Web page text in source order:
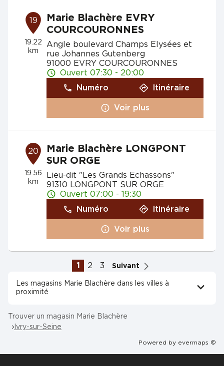
19
19.22
km
Marie Blachère EVRY
COURCOURONNES
Angle boulevard Champs Elysées et
rue Johannes Gutenberg
91000 EVRY COURCOURONNES
Ouvert 07:30 - 20:00
Numéro
Itinéraire
Voir plus
20
19.56
km
Marie Blachère LONGPONT
SUR ORGE
Lieu-dit "Les Grands Echassons"
91310 LONGPONT SUR ORGE
Ouvert 07:00 - 19:30
Numéro
Itinéraire
Voir plus
1 2 3 Suivant
Les magasins Marie Blachère dans les villes à
proximité
Trouver un magasin Marie Blachère
Ivry-sur-Seine
Powered by evermaps ©